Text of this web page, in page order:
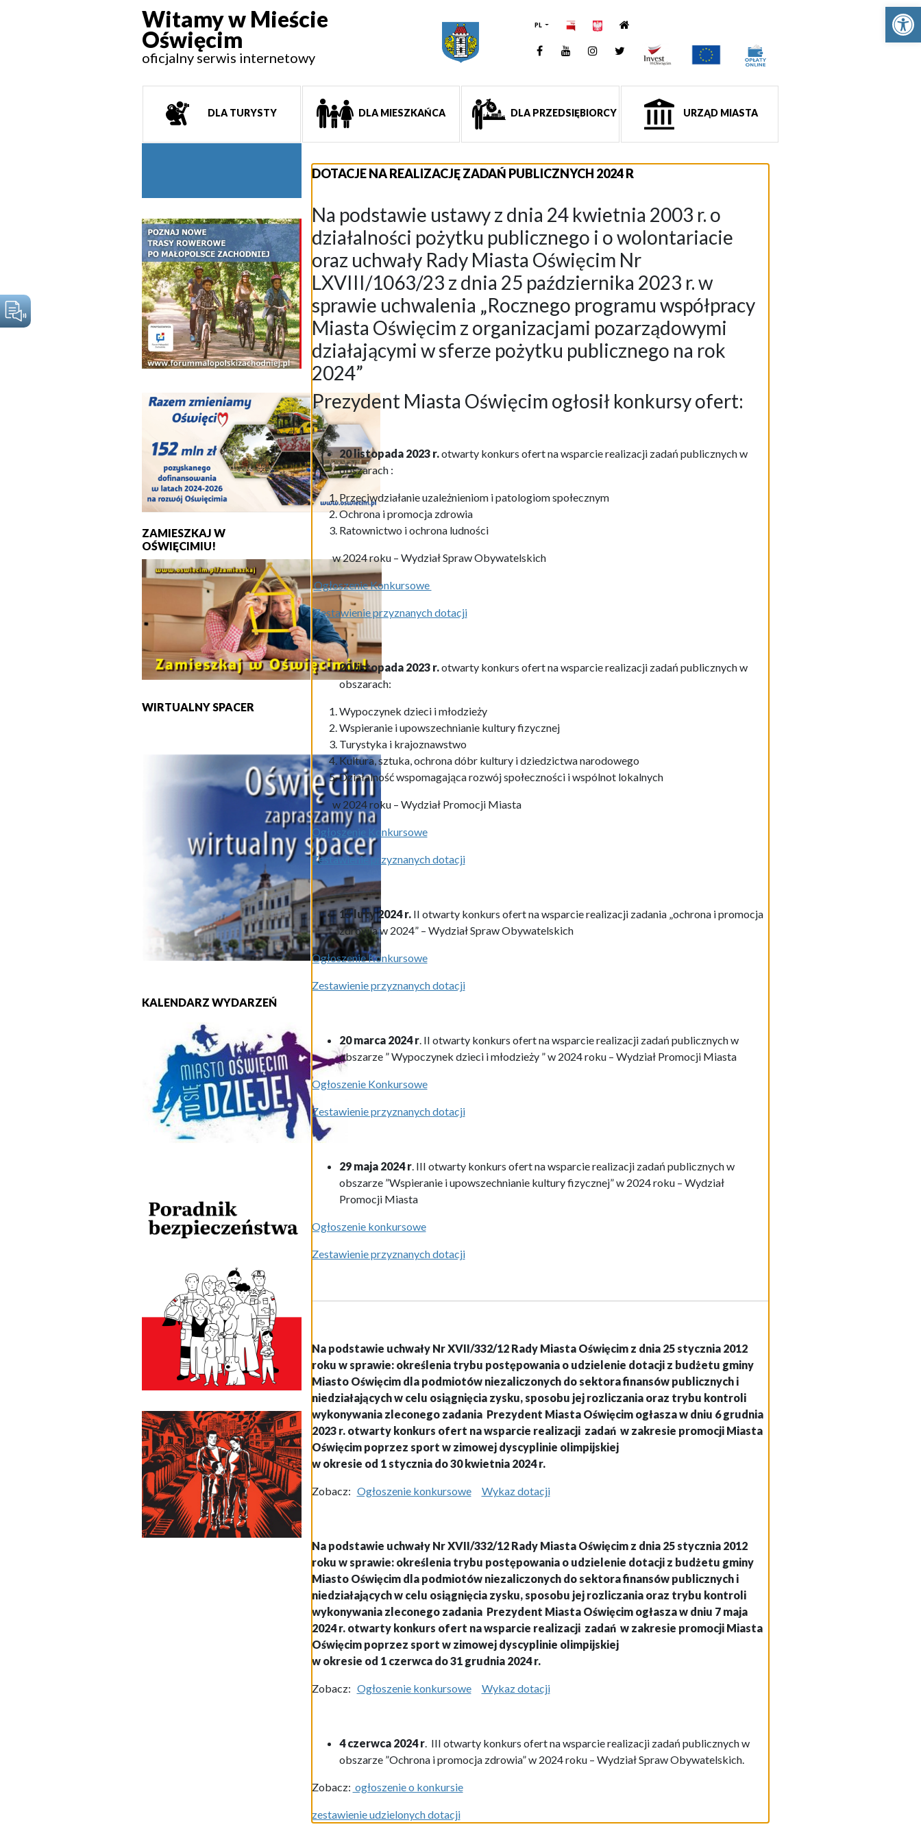
Witamy w Mieście
Oświęcim
oficjalny serwis internetowy
PL
FacebookYouTUbeInstagramTwitter
DLA TURYSTY DLA MIESZKAŃCA DLA PRZEDSIĘBIORCY URZĄD MIASTA
ZAMIESZKAJ W
OŚWIĘCIMIU!
WIRTUALNY SPACER
KALENDARZ WYDARZEŃ
DOTACJE NA REALIZACJĘ ZADAŃ PUBLICZNYCH 2024 R
Na podstawie ustawy z dnia 24 kwietnia 2003 r. o
działalności pożytku publicznego i o wolontariacie
oraz uchwały Rady Miasta Oświęcim Nr
LXVIII/1063/23 z dnia 25 października 2023 r. w
sprawie uchwalenia „Rocznego programu współpracy
Miasta Oświęcim z organizacjami pozarządowymi
działającymi w sferze pożytku publicznego na rok
2024”
Prezydent Miasta Oświęcim ogłosił konkursy ofert:
20 listopada 2023 r.otwarty konkurs ofert na wsparcie realizacji zadań publicznych w
obszarach :
Przeciwdziałanie uzależnieniom i patologiom społecznym
Ochrona i promocja zdrowia
Ratownictwo i ochrona ludności
w 2024 roku – Wydział Spraw Obywatelskich
Ogłoszenie Konkursowe
Zestawienie przyznanych dotacji
20 listopada 2023 r.otwarty konkurs ofert na wsparcie realizacji zadań publicznych w
obszarach:
Wypoczynek dzieci i młodzieży
Wspieranie i upowszechnianie kultury fizycznej
Turystyka i krajoznawstwo
Kultura, sztuka, ochrona dóbr kultury i dziedzictwa narodowego
Działalność wspomagająca rozwój społeczności i wspólnot lokalnych
w 2024 roku – Wydział Promocji Miasta
Ogłoszenie Konkursowe
Zestawienie przyznanych dotacji
15 luty 2024 r.II otwarty konkurs ofert na wsparcie realizacji zadania „ochrona i promocja
zdrowia w 2024” – Wydział Spraw Obywatelskich
Ogłoszenie Konkursowe
Zestawienie przyznanych dotacji
20 marca 2024 r. II otwarty konkurs ofert na wsparcie realizacji zadań publicznych w
obszarze ” Wypoczynek dzieci i młodzieży ” w 2024 roku – Wydział Promocji Miasta
Ogłoszenie Konkursowe
Zestawienie przyznanych dotacji
29 maja 2024 r. III otwarty konkurs ofert na wsparcie realizacji zadań publicznych w
obszarze ”Wspieranie i upowszechnianie kultury fizycznej” w 2024 roku – Wydział
Promocji Miasta
Ogłoszenie konkursowe
Zestawienie przyznanych dotacji
Na podstawie uchwały Nr XVII/332/12 Rady Miasta Oświęcim z dnia 25 stycznia 2012
roku w sprawie: określenia trybu postępowania o udzielenie dotacji z budżetu gminy
Miasto Oświęcim dla podmiotów niezaliczonych do sektora finansów publicznych i
niedziałających w celu osiągnięcia zysku, sposobu jej rozliczania oraz trybu kontroli
wykonywania zleconego zadania Prezydent Miasta Oświęcim ogłasza w dniu 6 grudnia
2023 r. otwarty konkurs ofert na wsparcie realizacji zadań w zakresie promocji Miasta
Oświęcim poprzez sport w zimowej dyscyplinie olimpijskiej
w okresie od 1 stycznia do 30 kwietnia 2024 r.
Zobacz: Ogłoszenie konkursowe Wykaz dotacji
Na podstawie uchwały Nr XVII/332/12 Rady Miasta Oświęcim z dnia 25 stycznia 2012
roku w sprawie: określenia trybu postępowania o udzielenie dotacji z budżetu gminy
Miasto Oświęcim dla podmiotów niezaliczonych do sektora finansów publicznych i
niedziałających w celu osiągnięcia zysku, sposobu jej rozliczania oraz trybu kontroli
wykonywania zleconego zadania Prezydent Miasta Oświęcim ogłasza w dniu 7 maja
2024 r. otwarty konkurs ofert na wsparcie realizacji zadań w zakresie promocji Miasta
Oświęcim poprzez sport w zimowej dyscyplinie olimpijskiej
w okresie od 1 czerwca do 31 grudnia 2024 r.
Zobacz: Ogłoszenie konkursowe Wykaz dotacji
4 czerwca 2024 r. III otwarty konkurs ofert na wsparcie realizacji zadań publicznych w
obszarze ”Ochrona i promocja zdrowia” w 2024 roku – Wydział Spraw Obywatelskich.
Zobacz: ogłoszenie o konkursie
zestawienie udzielonych dotacji